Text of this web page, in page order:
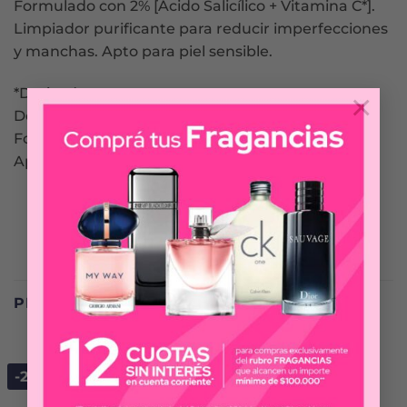
×
Formulado con 2% [Ácido Salicílico + Vitamina C*].
Limpiador purificante para reducir imperfecciones
y manchas. Apto para piel sensible.
*Derivado
Dermatológicamente probado
Formula vegana.
Aprobado por Cruelty Free International.
PRODUCTOS RELACIONADOS
-25% -40%